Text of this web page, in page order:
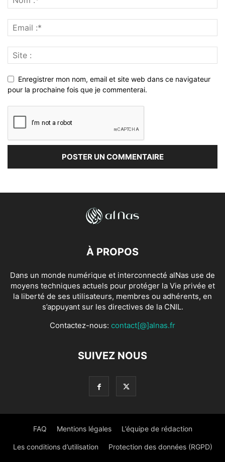
Enregistrer mon nom, email et site web dans ce navigateur
pour la prochaine fois que je commenterai.
À PROPOS
Dans un monde numérique et interconnecté alNas use de
moyens techniques actuels pour protéger la Vie privée et
la liberté de ses utilisateurs, membres ou adhérents, en
s’appuyant sur les directives de la CNIL.
Contactez-nous: contact[@]alnas.fr
SUIVEZ NOUS
FAQ Mentions légales L’équipe de rédaction
Les conditions d’utilisation Protection des données (RGPD)